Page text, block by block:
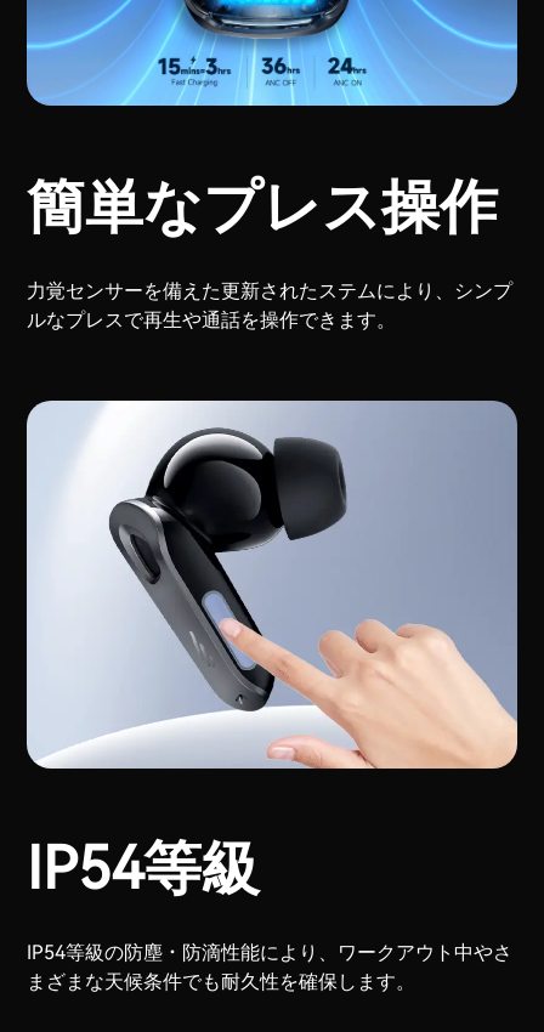
簡単なプレス操作
力覚センサーを備えた更新されたステムにより、シンプ
ルなプレスで再生や通話を操作できます。
IP54等級
IP54等級の防塵・防滴性能により、ワークアウト中やさ
まざまな天候条件でも耐久性を確保します。